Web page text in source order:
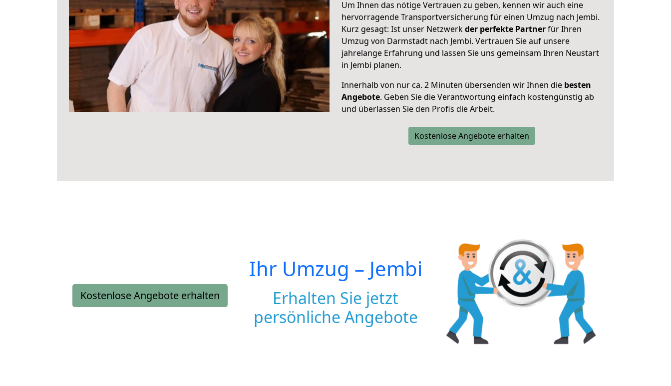
Um Ihnen das nötige Vertrauen zu geben, kennen wir auch eine
hervorragende Transportversicherung für einen Umzug nach Jembi.
Kurz gesagt: Ist unser Netzwerkder perfekte Partnerfür Ihren
Umzug von Darmstadt nach Jembi. Vertrauen Sie auf unsere
jahrelange Erfahrung und lassen Sie uns gemeinsam Ihren Neustart
in Jembi planen.
Innerhalb von nur ca. 2 Minuten übersenden wir Ihnen die besten
Angebote. Geben Sie die Verantwortung einfach kostengünstig ab
und überlassen Sie den Profis die Arbeit.
Kostenlose Angebote erhalten
Kostenlose Angebote erhalten
Ihr Umzug – Jembi
Erhalten Sie jetzt
persönliche Angebote